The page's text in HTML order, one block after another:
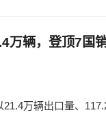
万辆，登顶7国
万辆出口量、